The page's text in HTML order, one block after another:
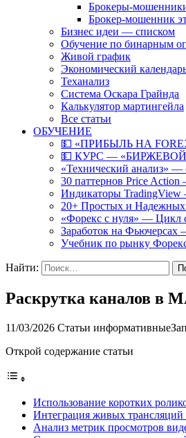
Брокеры-
Брокер-мошенник
Бизнес идеи — списком
Обучение по бинарным
Живой график
Экономический
Теханализ
Система Оскара Грайнда
Калькулятор мартингейла
Все статьи
ОБУЧЕНИЕ
💵 «ПРИБЫЛЬ НА
💵 КУРС —
«Технический анализ»
30 паттернов Price
Индикаторы
20+ Простых и Надежных
«Форекс с нуля» — Цикл
Заработок на
Учебник по рынку
Найти:
Раскрутка каналов в
11/03/2026 Статьи информативные
Открой содержание статьи
Использование коротких
Интеграция живых трансляций
Анализ метрик просмотров